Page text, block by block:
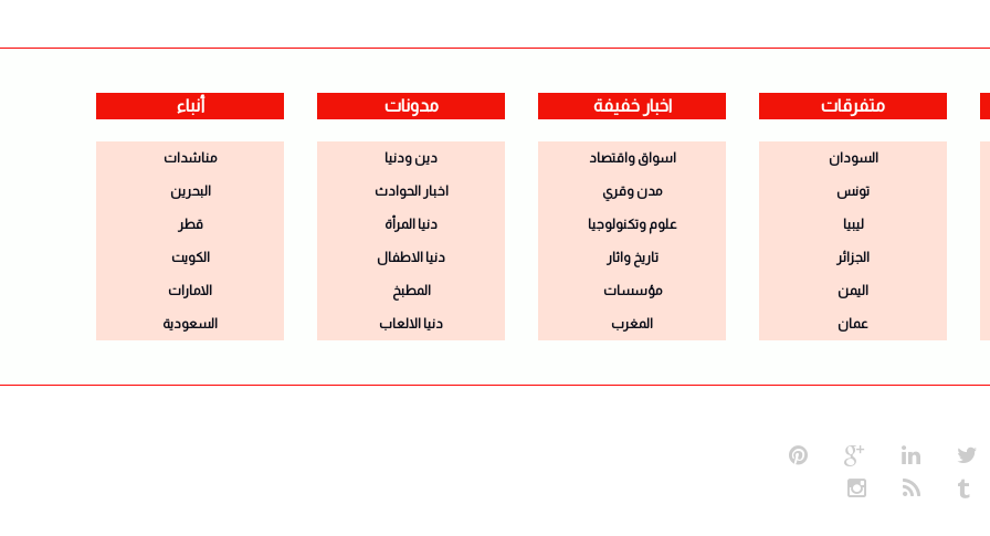
متفرقات
السودان
تونس
ليبيا
الجزائر
اليمن
عمان
اخبار خفيفة
اسواق واقتصاد
مدن وقري
علوم وتكنولوجيا
تاريخ واثار
مؤسسات
المغرب
مدونات
دين ودنيا
اخبار الحوادث
دنيا المرأة
دنيا الاطفال
المطبخ
دنيا الالعاب
أنباء
مناشدات
البحرين
قطر
الكويت
الامارات
السعودية